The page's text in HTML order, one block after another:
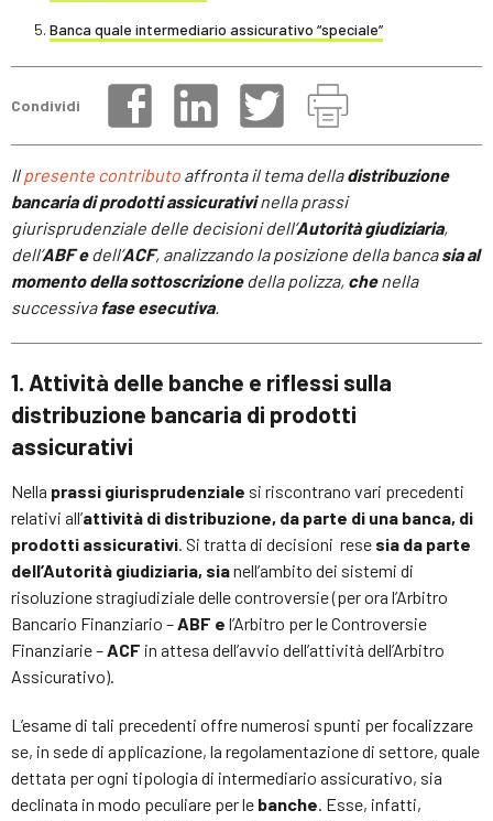
Banca quale intermediario assicurativo “speciale”
Condividi
Il presente contributo affronta il tema delladistribuzione
bancaria di prodotti assicurativinella prassi
giurisprudenziale delle decisioni dell’Autorità giudiziaria,
dell’ABF edell’ACF, analizzando la posizione della bancasia al
momento della sottoscrizionedella polizza, chenella
successiva fase esecutiva.
1. Attività delle banche e riflessi sulla
distribuzione bancaria di prodotti
assicurativi
Nella prassi giurisprudenziale si riscontrano vari precedenti
relativi all’attività di distribuzione, da parte di una banca, di
prodotti assicurativi . Si tratta di decisioni rese sia da parte
dell’Autorità giudiziaria, sianell’ambito dei sistemi di
risoluzione stragiudiziale delle controversie (per ora l’Arbitro
Bancario Finanziario – ABF e l’Arbitro per le Controversie
Finanziarie – ACF in attesa dell’avvio dell’attività dell’Arbitro
Assicurativo).
L’esame di tali precedenti offre numerosi spunti per focalizzare
se, in sede di applicazione, la regolamentazione di settore, quale
dettata per ogni tipologia di intermediario assicurativo, sia
declinata in modo peculiare per le banche . Esse, infatti,